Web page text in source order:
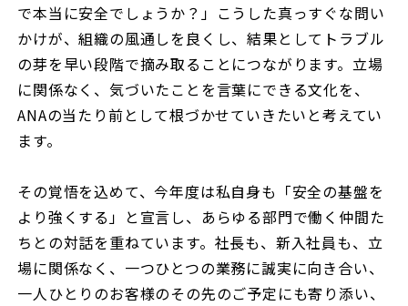
で本当に安全でしょうか？」こうした真っすぐな問い
かけが、組織の風通しを良くし、結果としてトラブル
の芽を早い段階で摘み取ることにつながります。立場
に関係なく、気づいたことを言葉にできる文化を、
ANAの当たり前として根づかせていきたいと考えてい
ます。
その覚悟を込めて、今年度は私自身も「安全の基盤を
より強くする」と宣言し、あらゆる部門で働く仲間た
ちとの対話を重ねています。社長も、新入社員も、立
場に関係なく、一つひとつの業務に誠実に向き合い、
一人ひとりのお客様のその先のご予定にも寄り添い、